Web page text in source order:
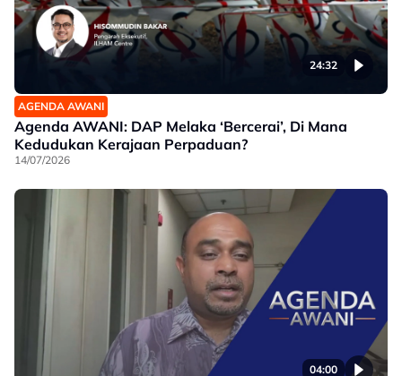
24:32
AGENDA AWANI
Agenda AWANI: DAP Melaka ‘Bercerai’, Di Mana
Kedudukan Kerajaan Perpaduan?
14/07/2026
04:00